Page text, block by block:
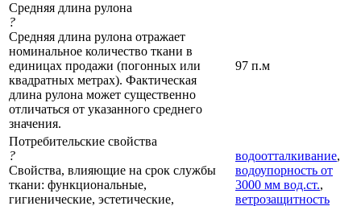
Средняя длина рулона
?
Средняя длина рулона отражает
номинальное количество ткани в
единицах продажи (погонных или
квадратных метрах). Фактическая
длина рулона может существенно
отличаться от указанного среднего
значения.
97 п.м
Потребительские свойства
?
Свойства, влияющие на срок службы
ткани: функциональные,
гигиенические, эстетические,
водоотталкивание,
водоупорность от
3000 мм вод.ст.,
ветрозащитность